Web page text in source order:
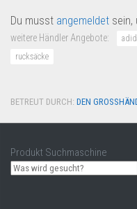
Du musst angemeldet sein,
weitere Händler Angebote:
rucksäcke
BETREUT DURCH: DEN
Produkt Suchmaschine